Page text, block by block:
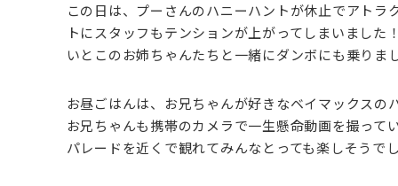
この日は、プーさんのハニーハントが休止でアト
トにスタッフもテンションが上がってしまいました！
いとこのお姉ちゃんたちと一緒にダンボにも乗りまし
お昼ごはんは、お兄ちゃんが好きなベイマックスの
お兄ちゃんも携帯のカメラで一生懸命動画を撮って
パレードを近くで観れてみんなとっても楽しそうでし